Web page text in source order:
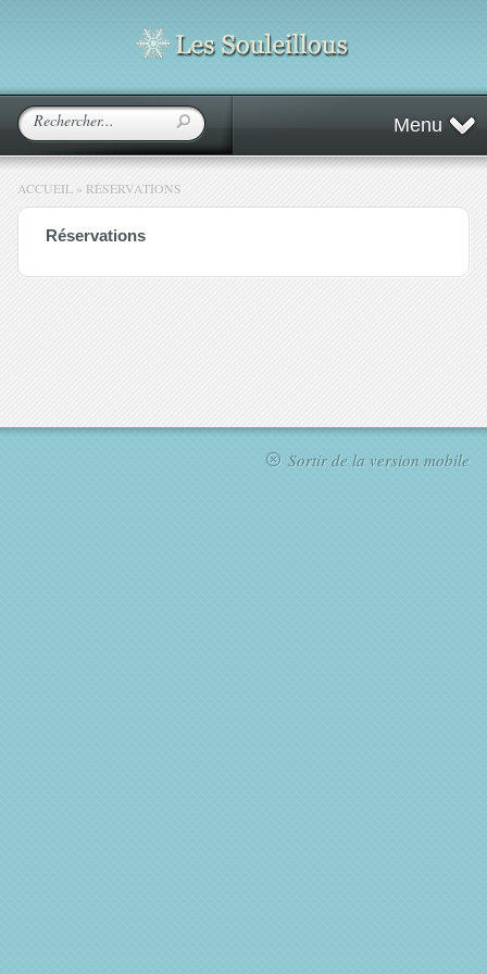
Menu
ACCUEIL » RÉSERVATIONS
Réservations
Sortir de la version mobile